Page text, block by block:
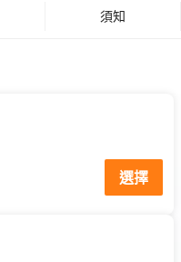
須知
選擇